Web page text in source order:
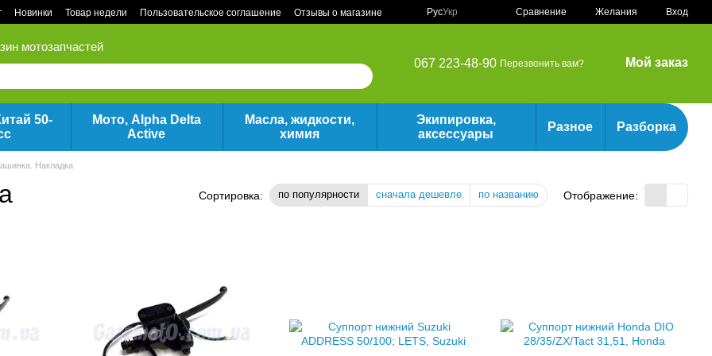
Новинки Товар недели Пользовательское соглашение Отзывы о магазине РусУкр Сравнение Желания Вход
мотозапчастей
067 223-48-90 Перезвонить вам? Мой заказ
50-
Мото, Alpha Delta
Active
Масла, жидкости,
химия
Экипировка,
аксессуары
Разное Разборка
Накладка
Сортировка: по популярности сначала дешевле по названию Отображение: